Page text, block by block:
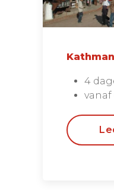
4
vanaf